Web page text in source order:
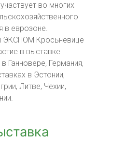
во многих
в еврозоне.
ЭКСПОМ Кросьневице
в выставке
Ганновере, Германия,
в Эстонии,
Литве, Чехии,